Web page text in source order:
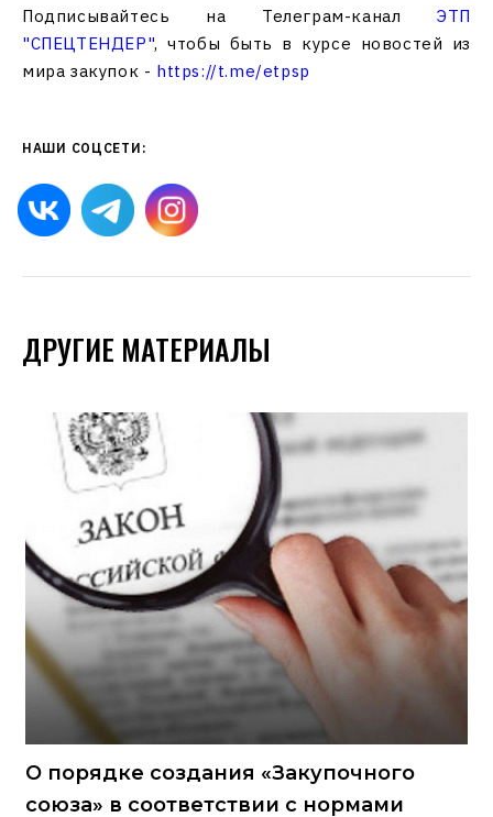
Подписывайтесь на Телеграм-каналЭТП
"СПЕЦТЕНДЕР", чтобы быть в курсе новостей из
мира закупок - https://t.me/etpsp
НАШИ СОЦСЕТИ:
ДРУГИЕ МАТЕРИАЛЫ
О порядке создания «Закупочного
союза» в соответствии с нормами